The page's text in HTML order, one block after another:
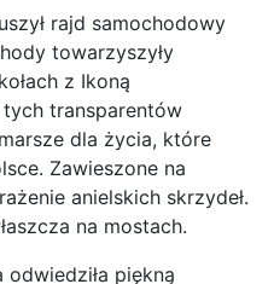
rajd samochodowy
towarzyszyły
z Ikoną
transparentów
dla życia, które
Zawieszone na
anielskich skrzydeł.
na mostach.
piękną